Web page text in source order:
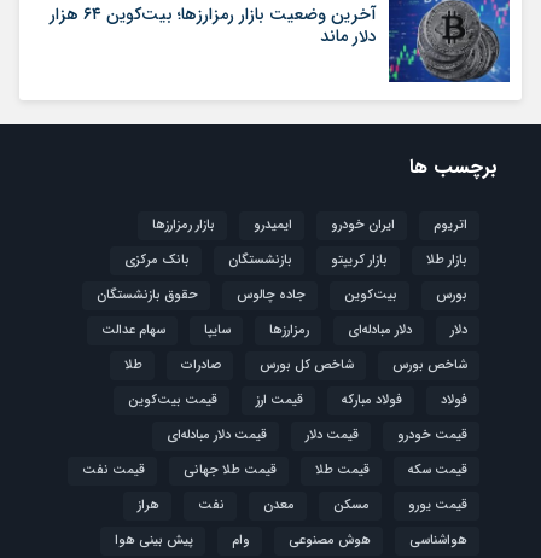
آخرین وضعیت بازار رمزارزها؛ بیت‌کوین ۶۴ هزار
دلار ماند
برچسب ها
اتریوم ایران خودرو ایمیدرو
بازار رمزارزها
بازار طلا
بازار کریپتو بازنشستگان
بانک مرکزی
بورس
بیت‌کوین جاده چالوس
حقوق بازنشستگان
دلار
دلار مبادله‌ای رمزارزها سایپا
سهام عدالت
شاخص بورس
شاخص کل بورس صادرات
طلا
فولاد
فولاد مبارکه قیمت ارز
قیمت بیت‌کوین
قیمت خودرو
قیمت دلار
قیمت دلار مبادله‌ای
قیمت سکه
قیمت طلا قیمت طلا جهانی
قیمت نفت
قیمت یورو
مسکن معدن نفت
هراز
هواشناسی
هوش مصنوعی وام پیش بینی هوا